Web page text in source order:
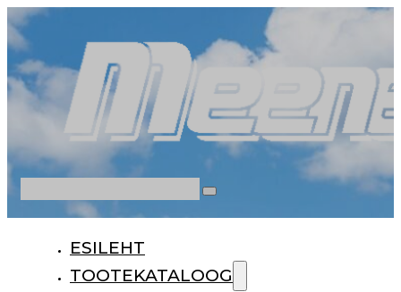
ESILEHT
TOOTEKATALOOG